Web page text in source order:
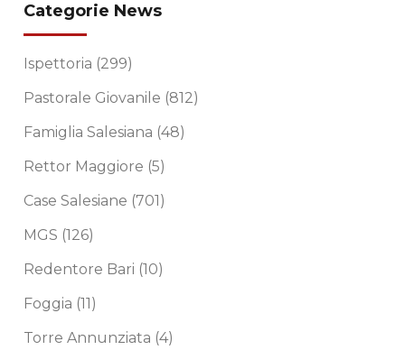
Categorie News
Ispettoria (299)
Pastorale Giovanile (812)
Famiglia Salesiana (48)
Rettor Maggiore (5)
Case Salesiane (701)
MGS (126)
Redentore Bari (10)
Foggia (11)
Torre Annunziata (4)